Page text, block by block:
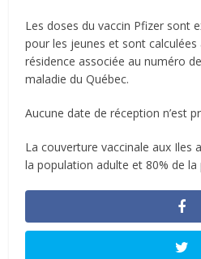
Les doses du vaccin Pfizer sont
pour les jeunes et sont calculées
résidence associée au numéro
maladie du Québec.
Aucune date de réception n’est
La couverture vaccinale aux Iles
la population adulte et 80% de